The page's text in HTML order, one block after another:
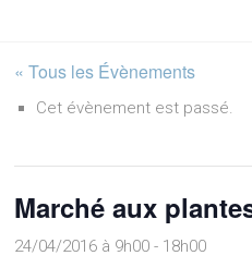
« Tous les Évènements
Cet évènement est passé.
Marché aux
24/04/2016 à 9h00 - 18h00